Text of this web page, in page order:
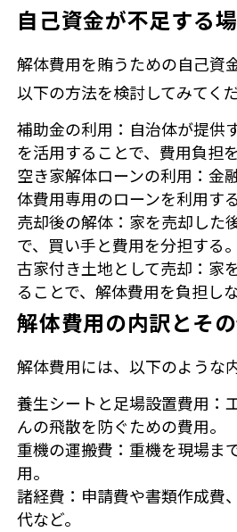
自己資金が不足する
解体費用を賄うための自己資
以下の方法を検討してみてくだ
補助金の利用：自治体が提供
を活用することで、費用負担
空き家解体ローンの利用：金
体費用専用のローンを利用する
売却後の解体：家を売却した
で、買い手と費用を分担する。
古家付き土地として売却：家
ることで、解体費用を負担しな
解体費用の内訳とそ
解体費用には、以下のような
養生シートと足場設置費用：
んの飛散を防ぐための費用。
重機の運搬費：重機を現場ま
用。
諸経費：申請費や書類作成費
代など。